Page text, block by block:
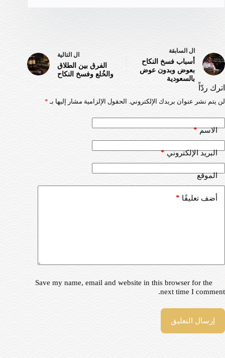
ال السابقة
أسباب فسخ النكاح
بعوض وبدون عوض
بالسعودية
ال التالية
الفرق بين الطلاق
والخُلع وفسخ النكاح
اترك ردّاً
لن يتم نشر عنوان بريدك الإلكتروني. الحقول الإلزامية مشار إليها بـ *
الاسم*
البريد الإلكتروني*
الموقع
أضف تعليقًا *
Save my name, email and website in this browser for the
next time I comment.
إرسال التعليق